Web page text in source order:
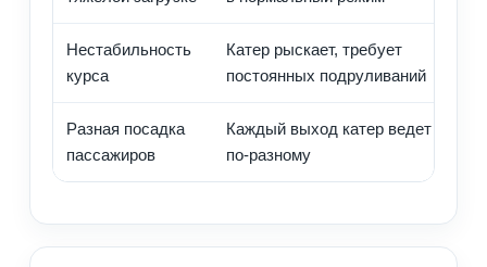
Нестабильность
курса
Катер рыскает, требует
постоянных подруливаний
Разная посадка
пассажиров
Каждый выход катер ведет себя
по-разному